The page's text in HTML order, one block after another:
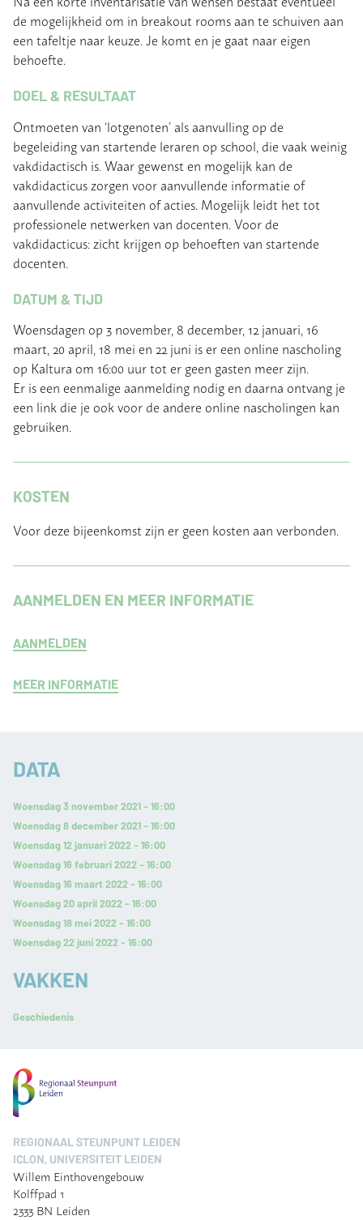
de mogelijkheid om in breakout rooms aan te schuiven aan
een tafeltje naar keuze. Je komt en je gaat naar eigen
behoefte.
DOEL & RESULTAAT
Ontmoeten van ‘lotgenoten’ als aanvulling op de
begeleiding van startende leraren op school, die vaak weinig
vakdidactisch is. Waar gewenst en mogelijk kan de
vakdidacticus zorgen voor aanvullende informatie of
aanvullende activiteiten of acties. Mogelijk leidt het tot
professionele netwerken van docenten. Voor de
vakdidacticus: zicht krijgen op behoeften van startende
docenten.
DATUM & TIJD
Woensdagen op 3 november, 8 december, 12 januari, 16
maart, 20 april, 18 mei en 22 juni is er een online nascholing
op Kaltura om 16:00 uur tot er geen gasten meer zijn.
Er is een eenmalige aanmelding nodig en daarna ontvang je
een link die je ook voor de andere online nascholingen kan
gebruiken.
KOSTEN
Voor deze bijeenkomst zijn er geen kosten aan verbonden.
AANMELDEN EN MEER INFORMATIE
AANMELDEN
MEER INFORMATIE
DATA
Woensdag 3 november 2021 - 16:00
Woensdag 8 december 2021 - 16:00
Woensdag 12 januari 2022 - 16:00
Woensdag 16 februari 2022 - 16:00
Woensdag 16 maart 2022 - 16:00
Woensdag 20 april 2022 - 16:00
Woensdag 18 mei 2022 - 16:00
Woensdag 22 juni 2022 - 16:00
VAKKEN
Geschiedenis
REGIONAAL STEUNPUNT LEIDEN
ICLON, UNIVERSITEIT LEIDEN
Willem Einthovengebouw
Kolffpad 1
2333 BN Leiden